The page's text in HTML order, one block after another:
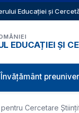
Educației și
EDUCAȚIEI ȘI
Învăţământ
Cercetare